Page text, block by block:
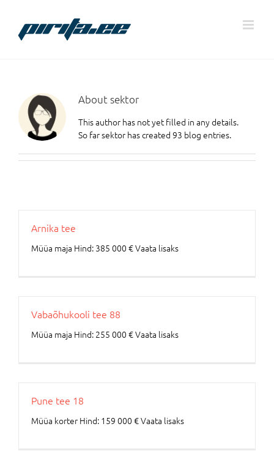
content
About sektor
This author has not yet filled in any details.
So far sektor has created 93 blog entries.
Arnika tee
Müüa maja Hind: 385 000 € Vaata lisaks
Vabaõhukooli tee 88
Müüa maja Hind: 255 000 € Vaata lisaks
Pune tee 18
Müüa korter Hind: 159 000 € Vaata lisaks